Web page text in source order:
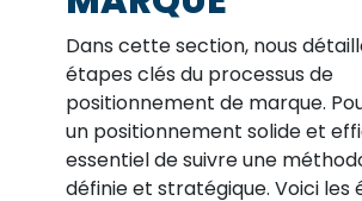
Dans cette section, nous
étapes clés du processus de
positionnement de marque.
un positionnement solide et
essentiel de suivre une
définie et stratégique. Voici les